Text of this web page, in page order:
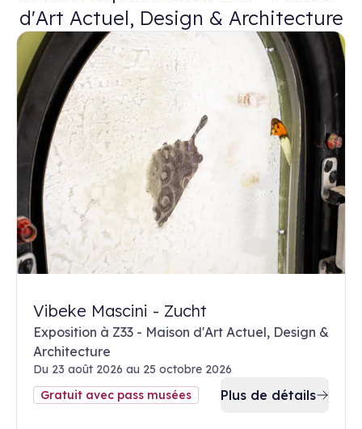
d'Art Actuel, Design & Architecture
Vibeke Mascini - Zucht
Exposition à Z33 - Maison d'Art Actuel, Design &
Architecture
Du 23 août 2026 au 25 octobre 2026
Gratuit avec pass musées
Plus de détails